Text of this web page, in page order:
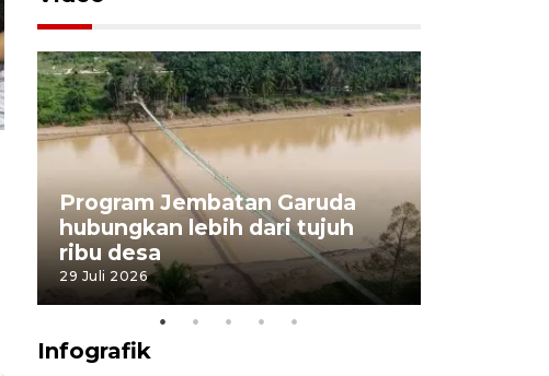
Program Jembatan Garuda
hubungkan lebih dari tujuh
ribu desa
29 Juli 2026
Infografik